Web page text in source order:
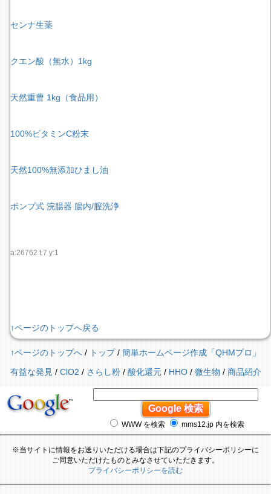
センナ生薬
クエン酸（無水）1kg
天然重曹 1kg（食品用）
100%ビタミンC粉末
天然100%無添加ひまし油
ポンプ式 浣腸器 腸内/膣洗浄
a:26762 t:7 y:1
↑ページのトップへ戻る
↑ページのトップへ / トップ/ 簡単ホームページ作成「QHMプロ」
有益な発見 / ClO2 / さらし粉/ 酸化還元/ HHO/ 微生物 / 商品紹介
WWW を検索 mms12.jp 内を検索
※当サイトに情報をお送りいただける場合は下記のプライバシーポリシーに
ご同意いただけたものとみなさせていただきます。
プライバシーポリシーを読む